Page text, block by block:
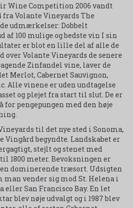
Wine Competition 2006 vandt
Volante Vineyards The
udmærkelser: Dobbelt
af 100 mulige og bedste vin I sin
er blot en lille del af alle de
over Volante Vineyards de senere
Zinfandel vine, laver de
Merlot, Cabernet Sauvignon,
Alle vinene er uden undtagelse
og plejet fra start til slut. De er
for pengepungen med den høje
til det nye sted i Sonoma,
Vingård begyndte. Landskabet er
stejlt og stenet med
1800 meter. Bevoksningen er
dominerende træsort. Udsigten
man vender sig mod St. Helena i
eller San Francisco Bay. En let
blev nøje udvalgt og i 1987 blev